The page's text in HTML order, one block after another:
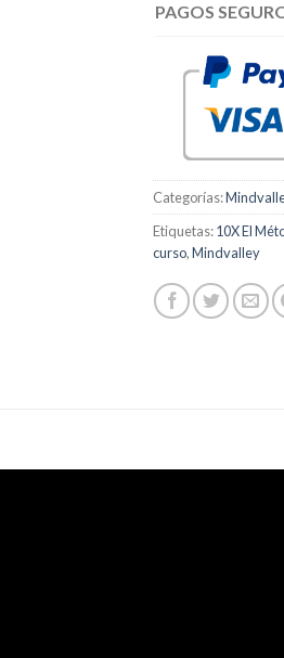
PAGOS
Categorías:
Etiquetas:10X El
curso,Mindvalley